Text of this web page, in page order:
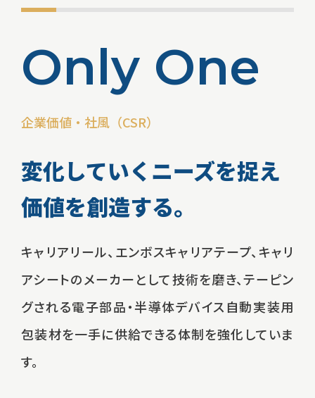
Only One
企業価値・社風（CSR）
変化していくニーズを捉え
価値を創造する。
キャリアリール、エンボスキャリアテープ、 キャリ
アシートのメーカーとして技術を磨き、テーピン
グされる電子部品・半導体デバイス自動実装用
包装材を一手に供給できる体制を強化していま
す。